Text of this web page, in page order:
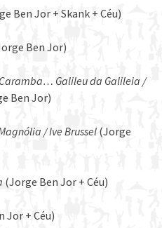
Ben Jor + Skank + Céu)
Ben Jor)
Galileu da Galileia /
Ben Jor)
/ Ive Brussel (Jorge
(Jorge Ben Jor + Céu)
Jor + Céu)